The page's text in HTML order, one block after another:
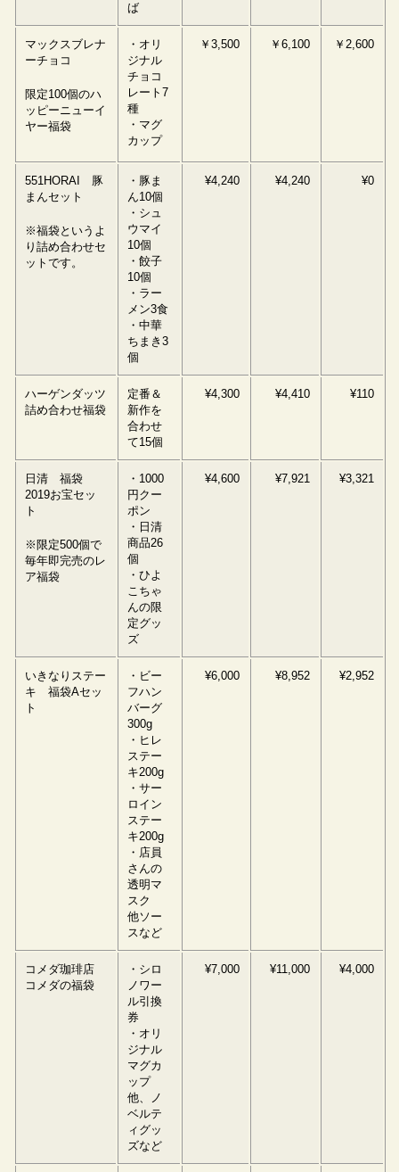
ば
マックスブレナ
ーチョコ
限定100個のハ
ッピーニューイ
ヤー福袋
・オリ
ジナル
チョコ
レート7
種
・マグ
カップ
￥3,500 ￥6,100 ￥2,600
551HORAI 豚
まんセット
※福袋というよ
り詰め合わせセ
ットです。
・豚ま
ん10個
・シュ
ウマイ
10個
・餃子
10個
・ラー
メン3食
・中華
ちまき3
個
¥4,240 ¥4,240 ¥0
ハーゲンダッツ
詰め合わせ福袋
定番＆
新作を
合わせ
て15個
¥4,300 ¥4,410 ¥110
日清 福袋
2019お宝セッ
ト
※限定500個で
毎年即完売のレ
ア福袋
・1000
円クー
ポン
・日清
商品26
個
・ひよ
こちゃ
んの限
定グッ
ズ
¥4,600 ¥7,921 ¥3,321
いきなりステー
キ 福袋Aセッ
ト
・ビー
フハン
バーグ
300g
・ヒレ
ステー
キ200g
・サー
ロイン
ステー
キ200g
・店員
さんの
透明マ
スク
他ソー
スなど
¥6,000 ¥8,952 ¥2,952
コメダ珈琲店
コメダの福袋
・シロ
ノワー
ル引換
券
・オリ
ジナル
マグカ
ップ
他、ノ
ベルテ
ィグッ
ズなど
¥7,000 ¥11,000 ¥4,000